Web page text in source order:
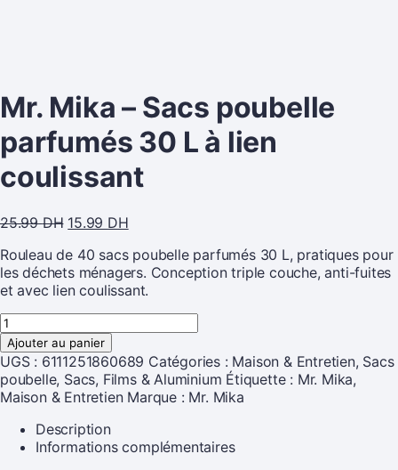
Mr. Mika – Sacs poubelle
parfumés 30 L à lien
coulissant
25.99DH 15.99 DH
Rouleau de 40 sacs poubelle parfumés 30 L, pratiques pour
les déchets ménagers. Conception triple couche, anti-fuites
et avec lien coulissant.
Ajouter au panier
UGS : 6111251860689 Catégories : Maison & Entretien, Sacs
poubelle, Sacs, Films & Aluminium Étiquette : Mr. Mika,
Maison & Entretien Marque : Mr. Mika
Description
Informations complémentaires